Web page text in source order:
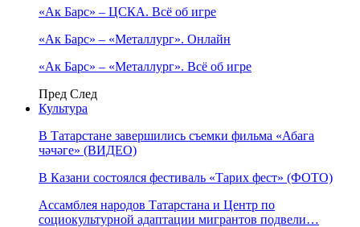
«Ак Барс» – ЦСКА. Всё об игре
«Ак Барс» – «Металлург». Онлайн
«Ак Барс» – «Металлург». Всё об игре
Пред След
Культура
В Татарстане завершились съемки фильма «Абага
чәчәге» (ВИДЕО)
В Казани состоялся фестиваль «Тарих фест» (ФОТО)
Ассамблея народов Татарстана и Центр по
социокультурной адаптации мигрантов подвели…